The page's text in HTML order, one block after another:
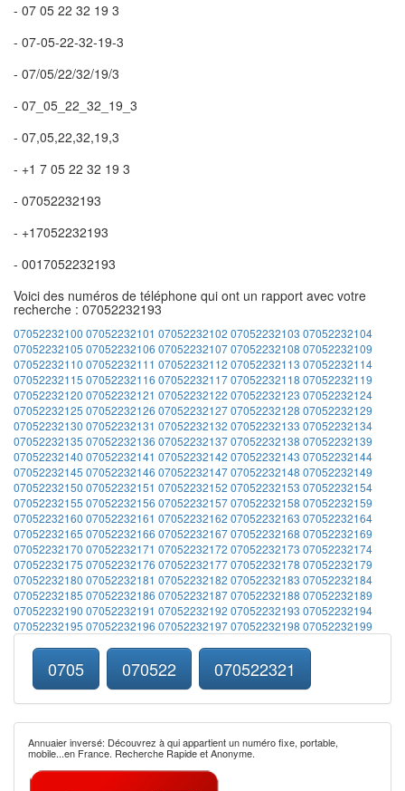
- 07 05 22 32 19 3
- 07-05-22-32-19-3
- 07/05/22/32/19/3
- 07_05_22_32_19_3
- 07,05,22,32,19,3
- +1 7 05 22 32 19 3
- 07052232193
- +17052232193
- 0017052232193
Voici des numéros de téléphone qui ont un rapport avec votre
recherche : 07052232193
07052232100 07052232101 07052232102 07052232103 07052232104
07052232105 07052232106 0705223210707052232108 07052232109
07052232110 07052232111 07052232112 07052232113 07052232114
07052232115 07052232116 0705223211707052232118 07052232119
07052232120 07052232121 07052232122 07052232123 07052232124
07052232125 07052232126 0705223212707052232128 07052232129
07052232130 07052232131 07052232132 07052232133 07052232134
07052232135 07052232136 0705223213707052232138 07052232139
07052232140 07052232141 07052232142 07052232143 07052232144
07052232145 07052232146 0705223214707052232148 07052232149
07052232150 07052232151 07052232152 07052232153 07052232154
07052232155 07052232156 0705223215707052232158 07052232159
07052232160 07052232161 07052232162 07052232163 07052232164
07052232165 07052232166 0705223216707052232168 07052232169
07052232170 07052232171 07052232172 07052232173 07052232174
07052232175 07052232176 0705223217707052232178 07052232179
07052232180 07052232181 07052232182 07052232183 07052232184
07052232185 07052232186 0705223218707052232188 07052232189
07052232190 07052232191 07052232192 07052232193 07052232194
07052232195 07052232196 0705223219707052232198 07052232199
0705 070522 070522321
Annuaier inversé: Découvrez à qui appartient un numéro fixe, portable,
mobile...en France. Recherche Rapide et Anonyme.